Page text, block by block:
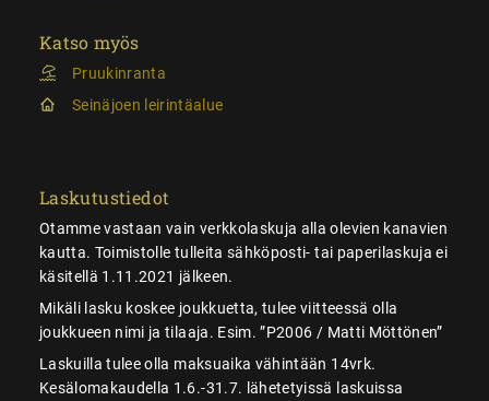
Katso myös
Pruukinranta
Seinäjoen leirintäalue
Laskutustiedot
Otamme vastaan vain verkkolaskuja alla olevien kanavien
kautta. Toimistolle tulleita sähköposti- tai paperilaskuja ei
käsitellä 1.11.2021 jälkeen.
Mikäli lasku koskee joukkuetta, tulee viitteessä olla
joukkueen nimi ja tilaaja. Esim. ”P2006 / Matti Möttönen”
Laskuilla tulee olla maksuaika vähintään 14vrk.
Kesälomakaudella 1.6.-31.7. lähetetyissä laskuissa